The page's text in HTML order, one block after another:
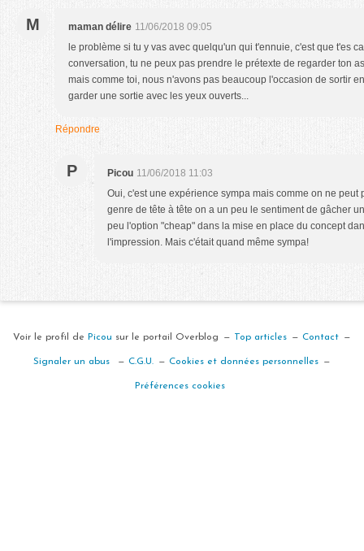
M maman délire 11/06/2018 09:05
le problème si tu y vas avec quelqu'un qui t'ennuie, c'est que t'es
conversation, tu ne peux pas prendre le prétexte de regarder ton
mais comme toi, nous n'avons pas beaucoup l'occasion de sortir
garder une sortie avec les yeux ouverts...
Répondre
P Picou 11/06/2018 11:03
Oui, c'est une expérience sympa mais comme on ne peut
genre de tête à tête on a un peu le sentiment de gâcher
peu l'option "cheap" dans la mise en place du concept
l'impression. Mais c'était quand même sympa!
Voir le profil de Picou sur le portail Overblog Top articles Contact
Signaler un abus C.G.U. Cookies et données personnelles
Préférences cookies